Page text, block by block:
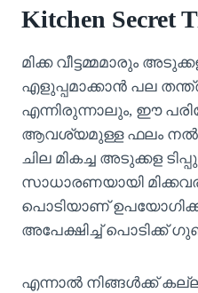
Kitchen Secret
മിക്ക വീട്ടമ്മമാരും
എളുപ്പമാക്കാൻ പല
എന്നിരുന്നാലും, ഈ
ആവശ്യമുള്ള ഫലം
ചില മികച്ച അടുക്കള
സാധാരണയായി
പൊടിയാണ്
അപേക്ഷിച്ച് പൊടിക്ക്
എന്നാൽ നിങ്ങൾക്ക്